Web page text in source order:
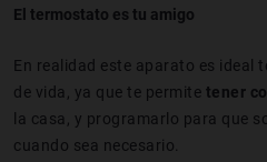
El termostato es tu amigo
En realidad este aparato es ideal
de vida, ya que te permite tener
la casa, y programarlo para que
cuando sea necesario.